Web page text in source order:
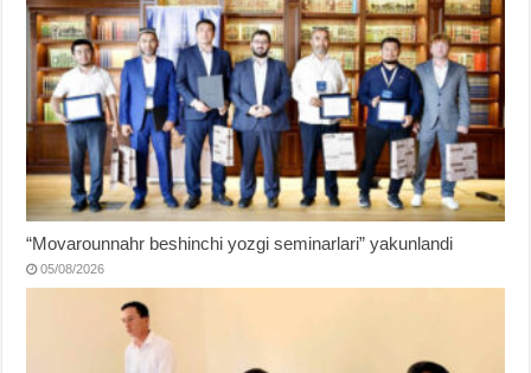
“Movarounnahr beshinchi yozgi seminarlari” yakunlandi
05/08/2026